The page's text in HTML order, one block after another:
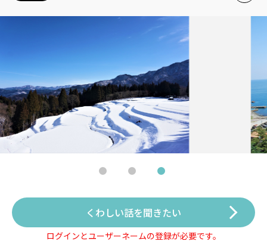
くわしい話を聞きたい
ログインとユーザーネームの登録が必要です。